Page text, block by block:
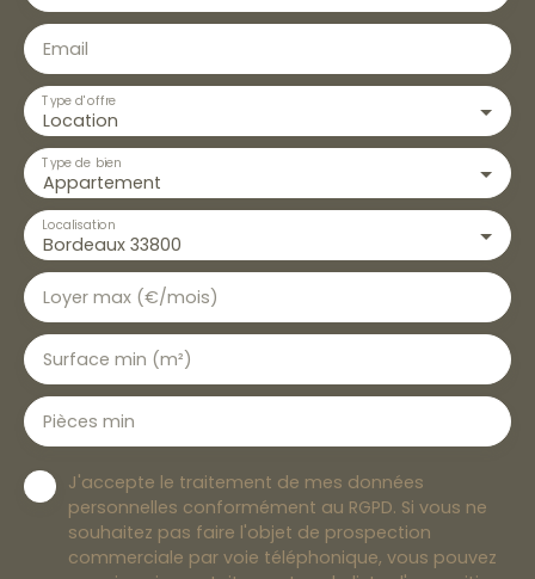
Email
Location
Type d'offre
Appartement
Type de bien
Bordeaux 33800
Localisation
Loyer max (€/mois)
Surface min (m²)
Pièces min
J'accepte le traitement de mes données
personnelles conformément au RGPD. Si vous ne
souhaitez pas faire l'objet de prospection
commerciale par voie téléphonique, vous pouvez